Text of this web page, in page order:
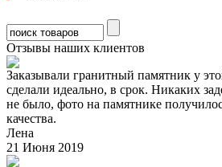
Отзывы наших клиентов
Заказывали гранитный памятник у
сделали идеально, в срок. Никаких
не было, фото на памятнике
качества.
Лена
21 Июня 2019